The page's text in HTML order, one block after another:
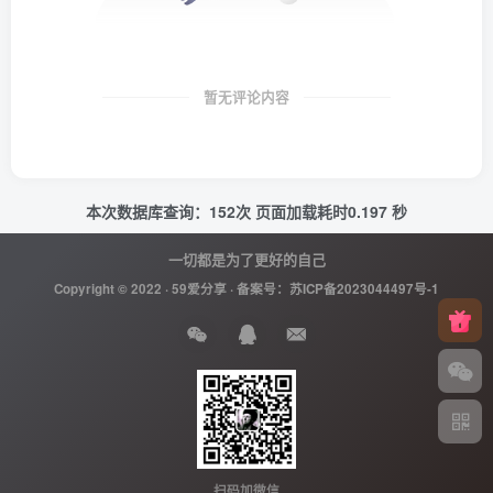
暂无评论内容
本次数据库查询：152次 页面加载耗时0.197 秒
一切都是为了更好的自己
Copyright © 2022 ·59爱分享 · 备案号： 苏ICP备2023044497号-1